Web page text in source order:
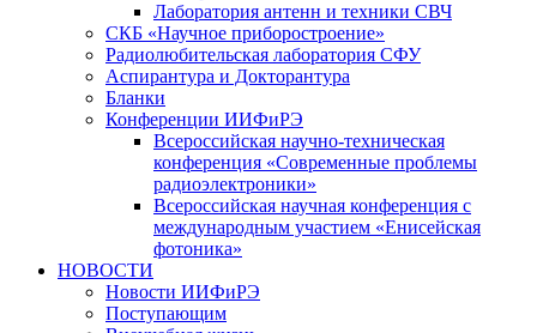
Лаборатория антенн и техники СВЧ
СКБ «Научное приборостроение»
Радиолюбительская лаборатория СФУ
Аспирантура и Докторантура
Бланки
Конференции ИИФиРЭ
Всероссийская научно-техническая
конференция «Современные проблемы
радиоэлектроники»
Всероссийская научная конференция с
международным участием «Енисейская
фотоника»
НОВОСТИ
Новости ИИФиРЭ
Поступающим